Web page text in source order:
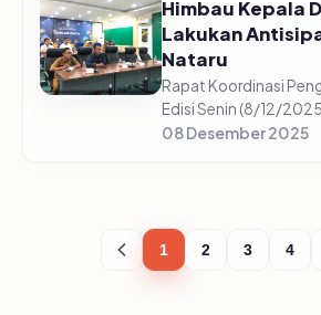
Himbau Kepala
Lakukan
Nataru
Rapat Koordinasi
Edisi Senin (8/12/
Pusat Statistik, Pudji
08 Desember 2025
1 2 3 4